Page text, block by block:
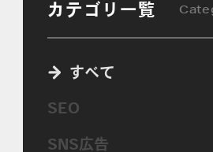
カテゴリ一覧
すべて
SEO
SNS広告